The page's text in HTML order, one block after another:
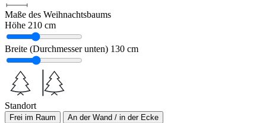
Maße des Weihnachtsbaums
Höhe 210 cm
Breite (Durchmesser unten) 130 cm
Standort
Frei im Raum An der Wand / in der Ecke